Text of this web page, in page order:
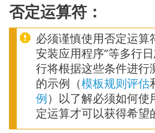
否定运算符：
必须谨慎使用否定运算
安装应用程序”等多行
行将根据这些条件进行
的示例（模板规则评估
例）以了解必须如何
定运算才可以获得希望